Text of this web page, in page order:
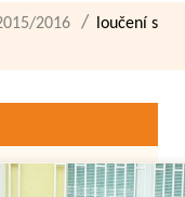
2016
loučení s